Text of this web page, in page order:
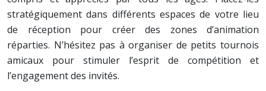
stratégiquement dans différents espaces de votre lieu
de réception pour créer des zones d’animation
réparties. N’hésitez pas à organiser de petits tournois
amicaux pour stimuler l’esprit de compétition et
l’engagement des invités.